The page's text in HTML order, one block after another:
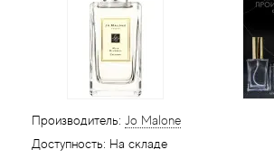
Производитель: Jo Malone
Доступность: На складе